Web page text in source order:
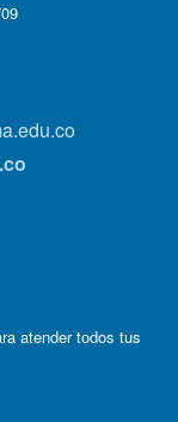
atender todos tus